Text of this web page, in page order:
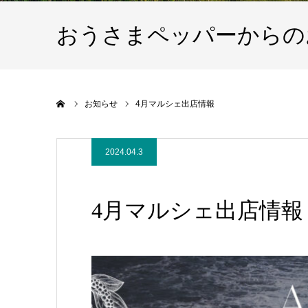
おうさまペッパーから
お知らせ 4月マルシェ出店情報
2024.04.3
4月マルシェ出店情報